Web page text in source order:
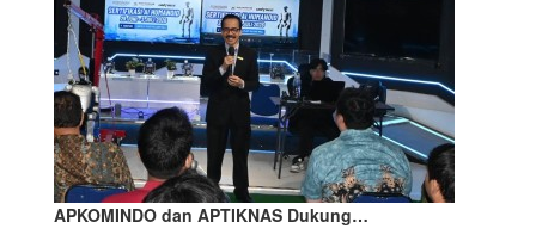
APKOMINDO dan APTIKNAS Dukung…